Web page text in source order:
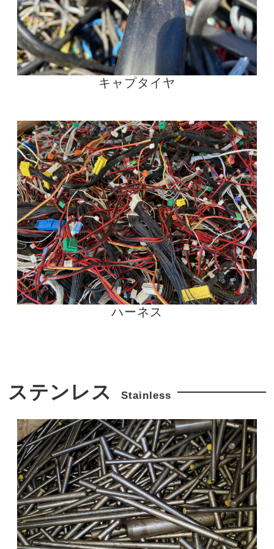
キャプタイヤ
ハーネス
ステンレス Stainless